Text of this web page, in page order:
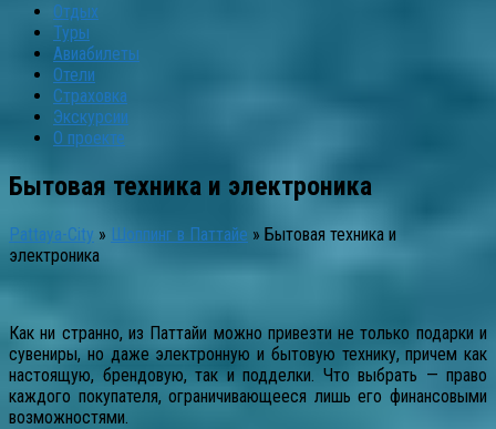
Отдых
Туры
Авиабилеты
Отели
Страховка
Экскурсии
О проекте
Бытовая техника и электроника
Pattaya-City » Шоппинг в Паттайе » Бытовая техника и
электроника
Как ни странно, из Паттайи можно привезти не только подарки и
сувениры, но даже электронную и бытовую технику, причем как
настоящую, брендовую, так и подделки. Что выбрать — право
каждого покупателя, ограничивающееся лишь его финансовыми
возможностями.